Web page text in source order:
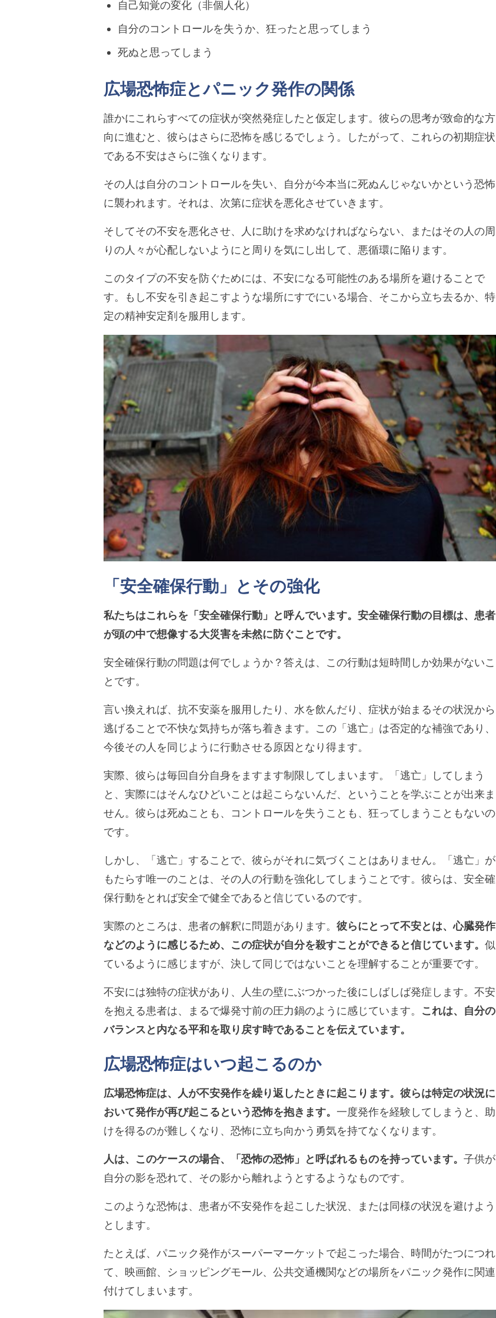
自己知覚の変化（非個人化）
自分のコントロールを失うか、狂ったと思ってしまう
死ぬと思ってしまう
広場恐怖症とパニック発作の関係
誰かにこれらすべての症状が突然発症したと仮定します。彼らの思考が致命的な方
向に進むと、彼らはさらに恐怖を感じるでしょう。したがって、これらの初期症状
である不安はさらに強くなります。
その人は自分のコントロールを失い、自分が今本当に死ぬんじゃないかという恐怖
に襲われます。それは、次第に症状を悪化させていきます。
そしてその不安を悪化させ、人に助けを求めなければならない、またはその人の周
りの人々が心配しないようにと周りを気にし出して、悪循環に陥ります。
このタイプの不安を防ぐためには、不安になる可能性のある場所を避けることで
す。もし不安を引き起こすような場所にすでにいる場合、そこから立ち去るか、特
定の精神安定剤を服用します。
「安全確保行動」とその強化
私たちはこれらを「安全確保行動」と呼んでいます。安全確保行動の目標は、患者
が頭の中で想像する大災害を未然に防ぐことです。
安全確保行動の問題は何でしょうか？答えは、この行動は短時間しか効果がないこ
とです。
言い換えれば、抗不安薬を服用したり、水を飲んだり、症状が始まるその状況から
逃げることで不快な気持ちが落ち着きます。この「逃亡」は否定的な補強であり、
今後その人を同じように行動させる原因となり得ます。
実際、彼らは毎回自分自身をますます制限してしまいます。「逃亡」してしまう
と、実際にはそんなひどいことは起こらないんだ、ということを学ぶことが出来ま
せん。彼らは死ぬことも、コントロールを失うことも、狂ってしまうこともないの
です。
しかし、「逃亡」することで、彼らがそれに気づくことはありません。「逃亡」が
もたらす唯一のことは、その人の行動を強化してしまうことです。彼らは、安全確
保行動をとれば安全で健全であると信じているのです。
実際のところは、患者の解釈に問題があります。 彼らにとって不安とは、心臓発作
などのように感じるため、この症状が自分を殺すことができると信じています。 似
ているように感じますが、決して同じではないことを理解することが重要です。
不安には独特の症状があり、人生の壁にぶつかった後にしばしば発症します。不安
を抱える患者は、まるで爆発寸前の圧力鍋のように感じています。 これは、自分の
バランスと内なる平和を取り戻す時であることを伝えています。
広場恐怖症はいつ起こるのか
広場恐怖症は、人が不安発作を繰り返したときに起こります。彼らは特定の状況に
おいて発作が再び起こるという恐怖を抱きます。 一度発作を経験してしまうと、助
けを得るのが難しくなり、恐怖に立ち向かう勇気を持てなくなります。
人は、このケースの場合、「恐怖の恐怖」と呼ばれるものを持っています。 子供が
自分の影を恐れて、その影から離れようとするようなものです。
このような恐怖は、患者が不安発作を起こした状況、または同様の状況を避けよう
とします。
たとえば、パニック発作がスーパーマーケットで起こった場合、時間がたつにつれ
て、映画館、ショッピングモール、公共交通機関などの場所をパニック発作に関連
付けてしまいます。